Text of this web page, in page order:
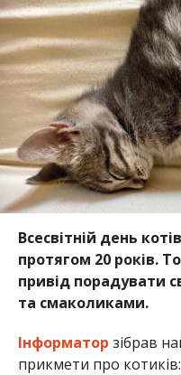
Всесвітній день
протягом 20 років.
привід порадувати
та смаколиками.
Інформатор зібрав
прикмети про котиків: